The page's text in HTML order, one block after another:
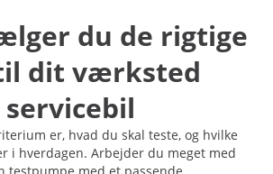
du de rigtige
dit værksted
er, hvad du skal teste, og hvilke
i hverdagen. Arbejder du meget med